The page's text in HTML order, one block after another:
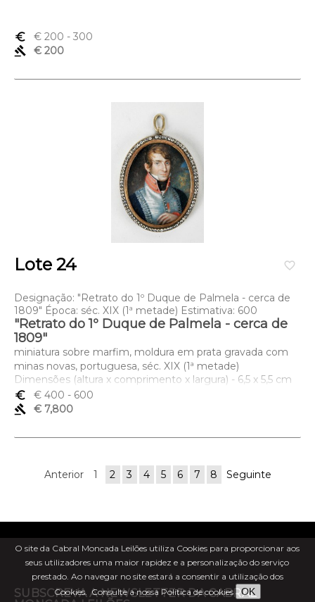
O site da Cabral Moncada Leilões utiliza Cookies para proporcionar aos
seus utilizadores uma maior rapidez e a personalização do serviço
prestado. Ao navegar no site estará a consentir a utilização dos
Cookies. Consulte a nossa Política de cookies OK
euro_symbol € 200 - 300
gavel
€ 200
favorite_border
Lote 24
Designação: "Retrato do 1º Duque de Palmela - cerca de
1809" Época: séc. XIX (1ª metade) Estimativa: 600
"Retrato do 1º Duque de Palmela - cerca de
1809"
miniatura sobre marfim, moldura em prata gravada com
minas novas, portuguesa, séc. XIX (1ª metade)
Dimensões (altura x comprimento x largura) - 6,5 x 5,5 cm
euro_symbol
€ 400 - 600
gavel
€ 7,800
Anterior 1 2 3 4 5 6 7 8 Seguinte
SUBSCREVA A NEWSLETTER DA CABRAL